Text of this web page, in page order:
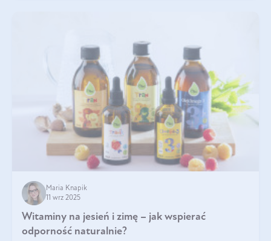
Maria Knapik
11 wrz 2025
Witaminy na jesień i zimę – jak wspierać
odporność naturalnie?